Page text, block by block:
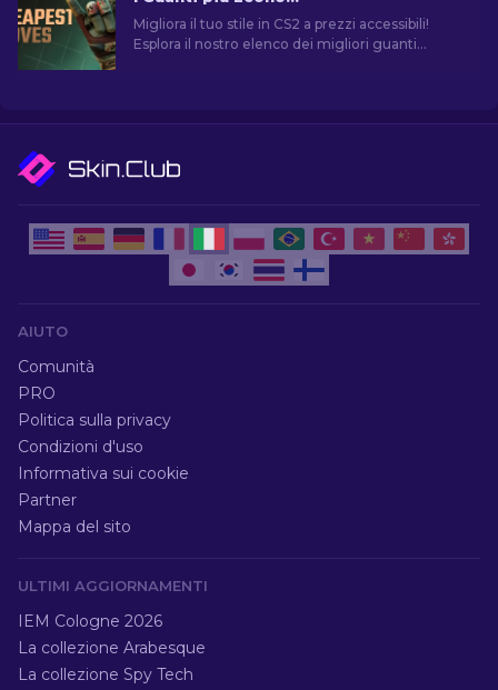
Migliora il tuo stile in CS2 a prezzi accessibili!
Esplora il nostro elenco dei migliori guanti
AIUTO
Comunità
PRO
Politica sulla privacy
Condizioni d'uso
Informativa sui cookie
Partner
Mappa del sito
ULTIMI AGGIORNAMENTI
IEM Cologne 2026
La collezione Arabesque
La collezione Spy Tech